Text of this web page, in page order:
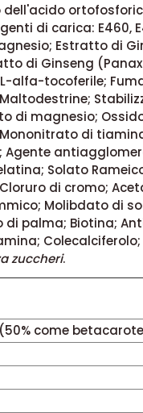
dell'acido
di carica: E460,
Estratto di
di Ginseng (Panax
alfa-tocoferile;
di magnesio;
di
Agente
Solato
di cromo;
Molibdato di
di palma; Biotina;
Colecalciferolo;
zuccheri.
come